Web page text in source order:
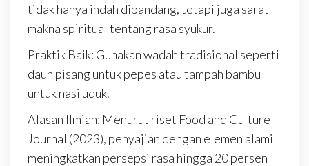
tidak hanya indah dipandang, tetapi juga sarat
makna spiritual tentang rasa syukur.
Praktik Baik: Gunakan wadah tradisional seperti
daun pisang untuk pepes atau tampah bambu
untuk nasi uduk.
Alasan Ilmiah: Menurut riset Food and Culture
Journal (2023), penyajian dengan elemen alami
meningkatkan persepsi rasa hingga 20 persen